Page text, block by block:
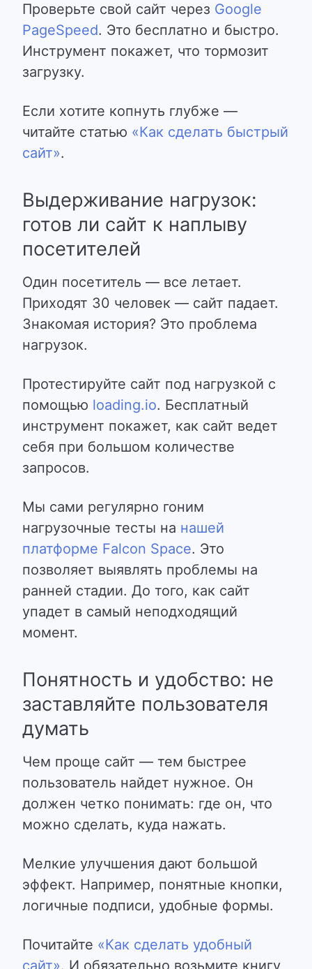
Проверьте свой сайт через Google
PageSpeed. Это бесплатно и быстро.
Инструмент покажет, что тормозит
загрузку.
Если хотите копнуть глубже —
читайте статью «Как сделать быстрый
сайт».
Выдерживание нагрузок:
готов ли сайт к наплыву
посетителей
Один посетитель — все летает.
Приходят 30 человек — сайт падает.
Знакомая история? Это проблема
нагрузок.
Протестируйте сайт под нагрузкой с
помощью loading.io. Бесплатный
инструмент покажет, как сайт ведет
себя при большом количестве
запросов.
Мы сами регулярно гоним
нагрузочные тесты на нашей
платформе Falcon Space. Это
позволяет выявлять проблемы на
ранней стадии. До того, как сайт
упадет в самый неподходящий
момент.
Понятность и удобство: не
заставляйте пользователя
думать
Чем проще сайт — тем быстрее
пользователь найдет нужное. Он
должен четко понимать: где он, что
можно сделать, куда нажать.
Мелкие улучшения дают большой
эффект. Например, понятные кнопки,
логичные подписи, удобные формы.
Почитайте «Как сделать удобный
сайт». И обязательно возьмите книгу